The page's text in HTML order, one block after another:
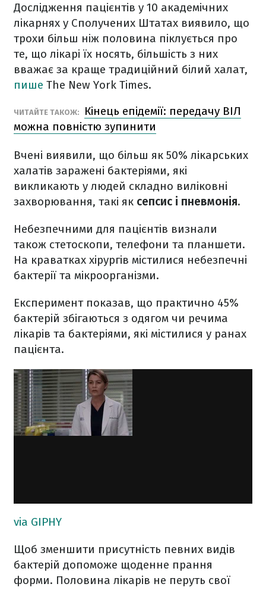
Дослідження пацієнтів у 10 академічних
лікарнях у Сполучених Штатах виявило, що
трохи більш ніж половина піклується про
те, що лікарі їх носять, більшість з них
вважає за краще традиційний білий халат,
пише The New York Times.
ЧИТАЙТЕ ТАКОЖ:
Кінець епідемії: передачу ВІЛ
можна повністю зупинити
Вчені виявили, що більш як 50% лікарських
халатів заражені бактеріями, які
викликають у людей складно виліковні
захворювання, такі як сепсис і пневмонія.
Небезпечними для пацієнтів визнали
також стетоскопи, телефони та планшети.
На краватках хірургів містилися небезпечні
бактерії та мікроорганізми.
Експеримент показав, що практично 45%
бактерій збігаються з одягом чи речима
лікарів та бактеріями, які містилися у ранах
пацієнта.
via GIPHY
Щоб зменшити присутність певних видів
бактерій допоможе щоденне прання
форми. Половина лікарів не перуть свої